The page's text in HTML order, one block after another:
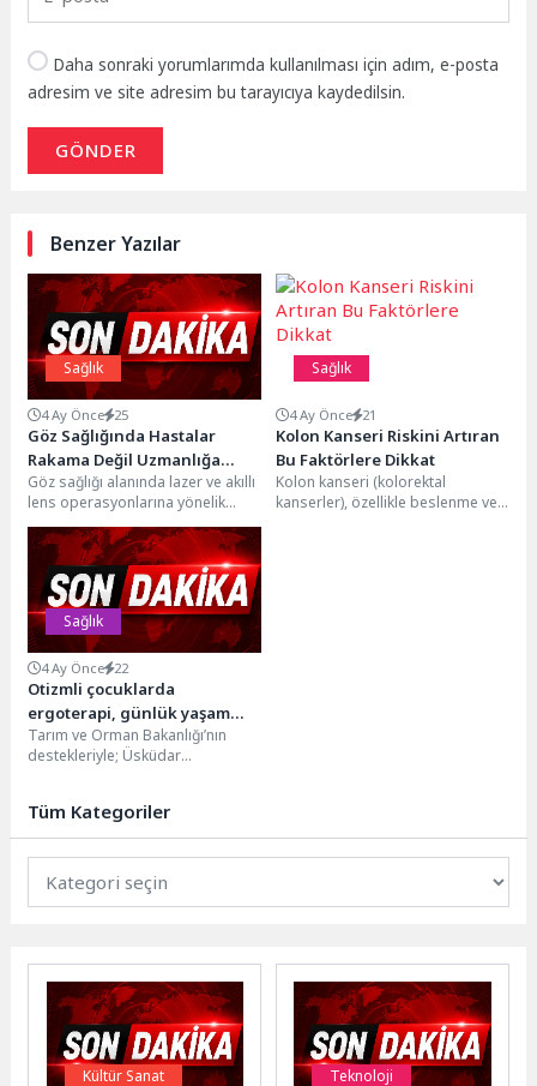
Daha sonraki yorumlarımda kullanılması için adım, e-posta
adresim ve site adresim bu tarayıcıya kaydedilsin.
GÖNDER
Benzer Yazılar
Sağlık
4 Ay Önce 25
Göz Sağlığında Hastalar
Rakama Değil Uzmanlığa
Bakıyor
Göz sağlığı alanında lazer ve akıllı
lens operasyonlarına yönelik
talep artarken, tüketici kararlarının
merkezinde maliyet...
Sağlık
4 Ay Önce 21
Kolon Kanseri Riskini Artıran
Bu Faktörlere Dikkat
Kolon kanseri (kolorektal
kanserler), özellikle beslenme ve
Sağlık
4 Ay Önce 22
Otizmli çocuklarda
ergoterapi, günlük yaşam
becerilerini geliştiriyor
Tarım ve Orman Bakanlığı’nın
destekleriyle; Üsküdar
Derneği iş birliğinde...
Tüm Kategoriler
Kültür Sanat Teknoloji